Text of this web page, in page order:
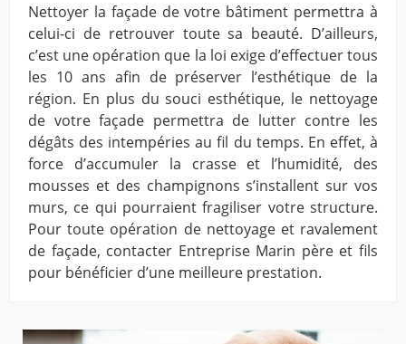
Nettoyer la façade de votre bâtiment permettra à
celui-ci de retrouver toute sa beauté. D’ailleurs,
c’est une opération que la loi exige d’effectuer tous
les 10 ans afin de préserver l’esthétique de la
région. En plus du souci esthétique, le nettoyage
de votre façade permettra de lutter contre les
dégâts des intempéries au fil du temps. En effet, à
force d’accumuler la crasse et l’humidité, des
mousses et des champignons s’installent sur vos
murs, ce qui pourraient fragiliser votre structure.
Pour toute opération de nettoyage et ravalement
de façade, contacter Entreprise Marin père et fils
pour bénéficier d’une meilleure prestation.